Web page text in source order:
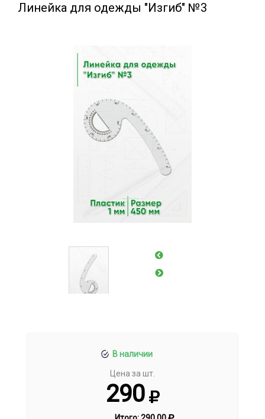
Линейка для одежды "Изгиб" №3
В наличии
Цена за шт.
290